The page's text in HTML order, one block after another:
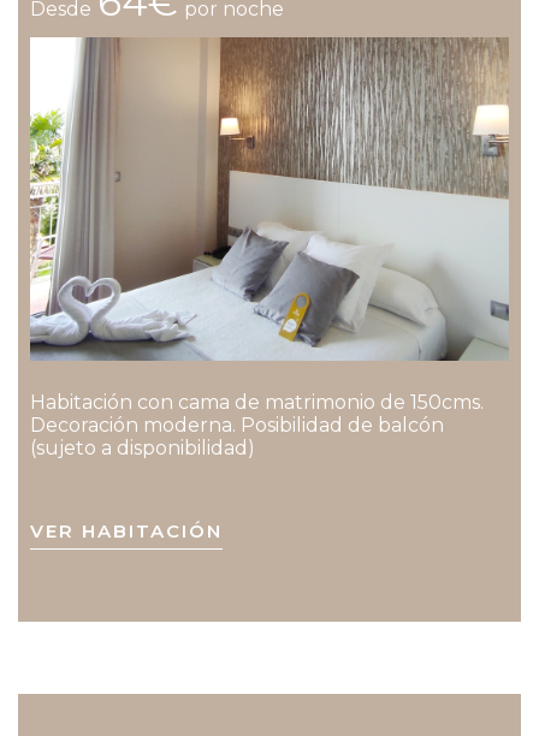
Desde por noche
Habitación con cama de matrimonio de 150cms.
Decoración moderna. Posibilidad de balcón
(sujeto a disponibilidad)
VER HABITACIÓN